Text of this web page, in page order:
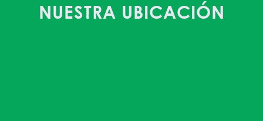
NUESTRA UBICACIÓN